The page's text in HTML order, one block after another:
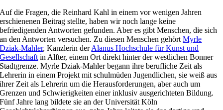
Auf die Fragen, die Reinhard Kahl in einem vor wenigen Jahren
erschienenen Beitrag stellte, haben wir noch lange keine
befriedigenden Antworten gefunden. Aber es gibt Menschen, die sich
an den Antworten versuchen. Zu diesen Menschen gehörtMyrle
Dziak-Mahler, Kanzlerin derAlanus Hochschule für Kunst und
Gesellschaft in Alfter, einem Ort direkt hinter der westlichen Bonner
Stadtgrenze. Myrle Dziak-Mahler begann ihre berufliche Zeit als
Lehrerin in einem Projekt mit schulmüden Jugendlichen, sie weiß aus
ihrer Zeit als Lehrerin um die Herausforderungen, aber auch um
Grenzen und Schwierigkeiten einer inklusiv ausgerichteten Bildung.
Fünf Jahre lang bildete sie an der Universität Köln